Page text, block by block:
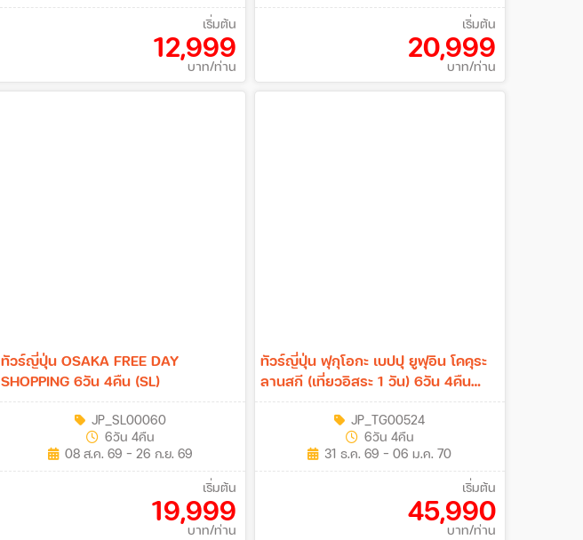
เริ่มต้น
12,999
บาท/ท่าน
เริ่มต้น
20,999
บาท/ท่าน
ทัวร์ญี่ปุ่น OSAKA FREE DAY
SHOPPING 6วัน 4คืน (SL)
JP_SL00060
6วัน 4คืน
08 ส.ค. 69 - 26 ก.ย. 69
เริ่มต้น
19,999
บาท/ท่าน
ทัวร์ญี่ปุ่น ฟุกุโอกะ เบปปุ ยูฟุอิน โคคุระ
ลานสกี (เที่ยวอิสระ 1 วัน) 6วัน 4คืน
(TG)
JP_TG00524
6วัน 4คืน
31 ธ.ค. 69 - 06 ม.ค. 70
เริ่มต้น
45,990
บาท/ท่าน